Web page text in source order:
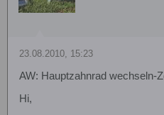
23.08.2010, 15:23
AW: Hauptzahnrad wechseln-
Hi,